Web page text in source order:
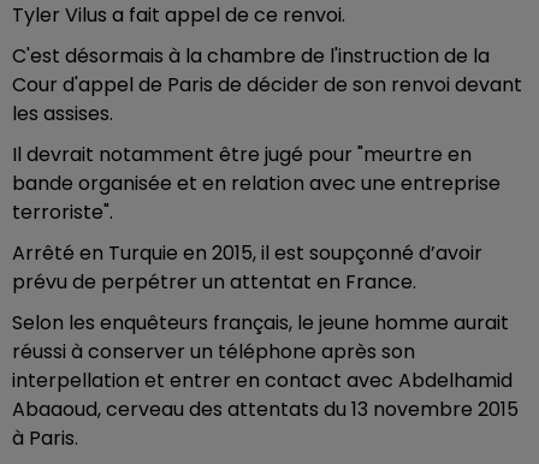
Tyler Vilus a fait appel de ce renvoi.
C'est désormais à la chambre de l'instruction de la
Cour d'appel de Paris de décider de son renvoi devant
les assises.
Il devrait notamment être jugé pour "meurtre en
bande organisée et en relation avec une entreprise
terroriste".
Arrêté en Turquie en 2015, il est soupçonné d’avoir
prévu de perpétrer un attentat en France.
Selon les enquêteurs français, le jeune homme aurait
réussi à conserver un téléphone après son
interpellation et entrer en contact avec Abdelhamid
Abaaoud, cerveau des attentats du 13 novembre 2015
à Paris.